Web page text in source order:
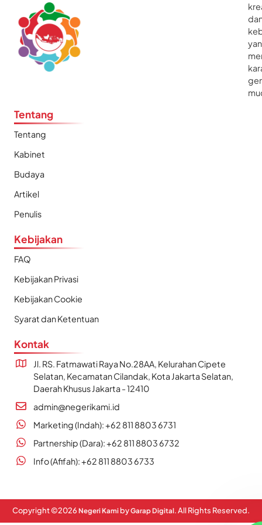
Tentang
Tentang
Kabinet
Budaya
Artikel
Penulis
Kebijakan
FAQ
Kebijakan Privasi
Kebijakan Cookie
Syarat dan Ketentuan
Kontak
Jl. RS. Fatmawati Raya No.28AA, Kelurahan Cipete
Selatan, Kecamatan Cilandak, Kota Jakarta Selatan,
Daerah Khusus Jakarta - 12410
admin@negerikami.id
Marketing (Indah): +62 811 8803 6731
Partnership (Dara): +62 811 8803 6732
Info (Afifah): +62 811 8803 6733
Copyright ©2026 Negeri Kami byGarap Digital. All Rights Reserved.